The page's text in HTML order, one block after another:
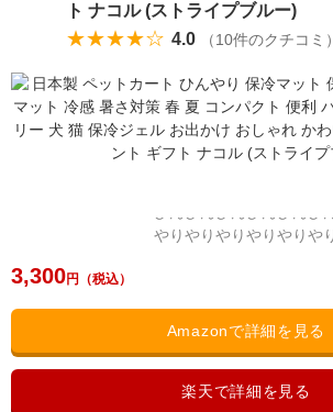
ト ナコル (ストライプブルー)
★★★★☆ 4.0 （10件のクチコミ）
3,300